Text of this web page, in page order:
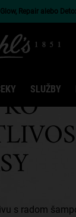
Repair alebo
SLUŽBY
s radom